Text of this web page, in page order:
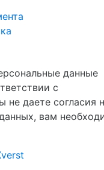
данные
с
не даете согласия
вам